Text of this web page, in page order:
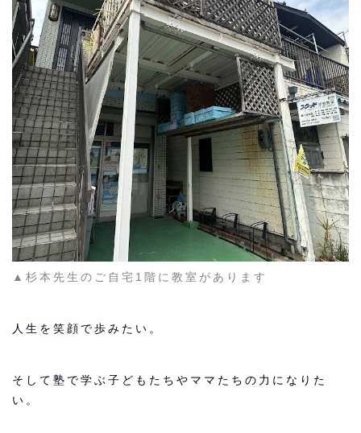
▲杉本先生のご自宅1階に教室があります
人生を笑顔で歩みたい。
そして塾で学ぶ子どもたちやママたちの力になりた
い。